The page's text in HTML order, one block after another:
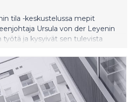
tila -keskustelussa mepit
Ursula von der Leyenin
työtä ja kysyivät sen tulevista